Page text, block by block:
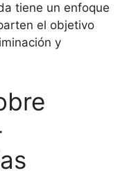
tiene un enfoque
el objetivo
y